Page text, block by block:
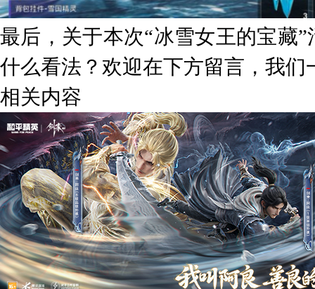
最后，关于本次“冰雪女王的宝藏
什么看法？欢迎在下方留言，我们
相关内容